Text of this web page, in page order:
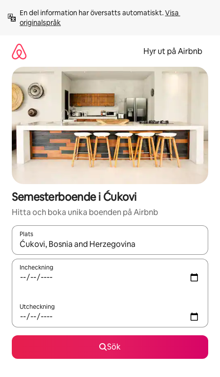
innehåll
En del information har översatts automatiskt. Visa
originalspråk
Hyr ut på Airbnb
Semesterboende i Ćukovi
Hitta och boka unika boenden på Airbnb
Plats
När resultaten är tillgängliga kan du navigera med upp- och
Incheckning
Utcheckning
Sök